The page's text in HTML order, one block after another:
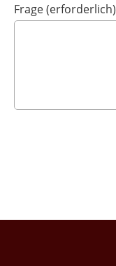
Frage (erforderlich)